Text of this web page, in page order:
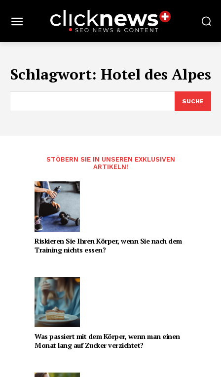
Schlagwort: Hotel des Alpes
SUCHE
STÖBERN SIE IN UNSEREN EXKLUSIVEN
ARTIKELN!
Riskieren Sie Ihren Körper, wenn Sie nach dem
Training nichts essen?
Was passiert mit dem Körper, wenn man einen
Monat lang auf Zucker verzichtet?